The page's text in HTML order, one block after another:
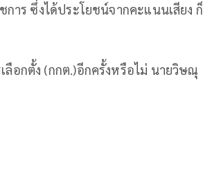
การ ซึ่งได้ประโยชน์จากคะแนนเสียง ก็
ลือกตั้ง (กกต.)อีกครั้งหรือไม่ นายวิษณุ